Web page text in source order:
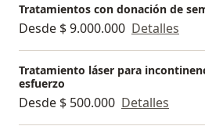
Tratamientos con donación de
Desde $ 9.000.000 Detalles
Tratamiento láser para
esfuerzo
Desde $ 500.000 Detalles